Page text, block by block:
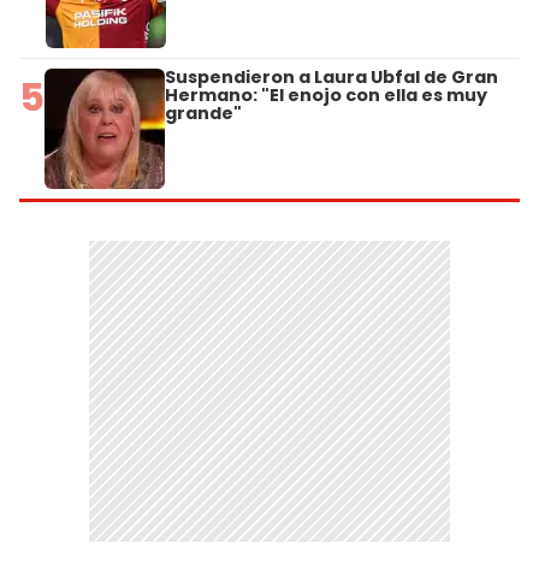
5 Suspendieron a Laura Ubfal de Gran
Hermano: "El enojo con ella es muy
grande"